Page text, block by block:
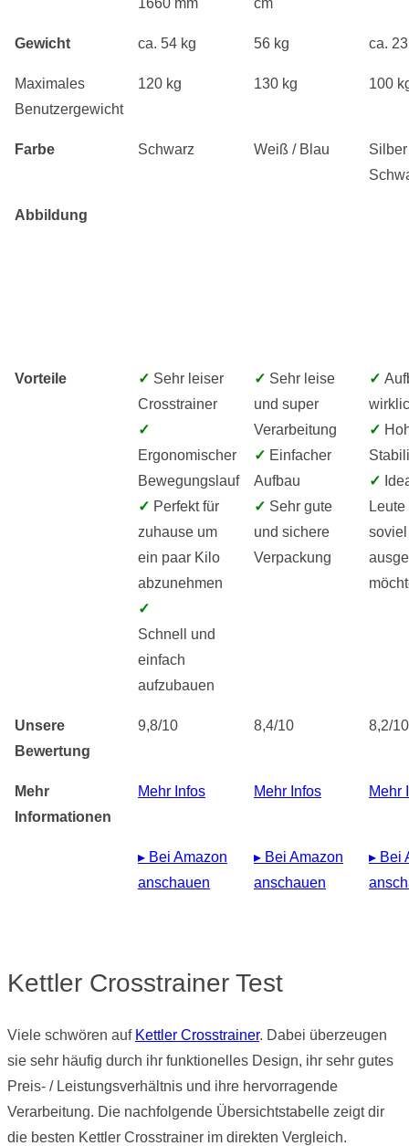
1660 mm cm
Gewicht ca. 54 kg 56 kg ca.
Maximales
Benutzergewicht
120 kg 130 kg 100
Farbe Schwarz Weiß / Blau
Silber
Abbildung
Vorteile ✓ Sehr leiser
Crosstrainer
✓
Ergonomischer
Bewegungslauf
✓ Perfekt für
zuhause um
ein paar Kilo
abzunehmen
✓
Schnell und
einfach
aufzubauen
✓ Sehr leise
und super
Verarbeitung
✓ Einfacher
Aufbau
✓ Sehr gute
und sichere
Verpackung
✓
✓
✓
Unsere
Bewertung
9,8/10 8,4/10 8,2/10
Mehr
Informationen
Mehr Infos Mehr Infos Mehr
▸ Bei Amazon
anschauen
▸ Bei Amazon
anschauen
▸ Bei
Kettler Crosstrainer Test
Viele schwören auf Kettler Crosstrainer. Dabei überzeugen
sie sehr häufig durch ihr funktionelles Design, ihr sehr gutes
Preis- / Leistungsverhältnis und ihre hervorragende
Verarbeitung. Die nachfolgende Übersichtstabelle zeigt dir
die besten Kettler Crosstrainer im direkten Vergleich.